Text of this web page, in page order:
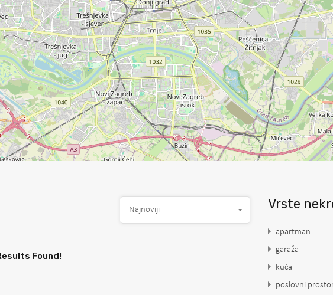
Najnoviji
Found!
Vrste
apartman
garaža
kuća
poslovni